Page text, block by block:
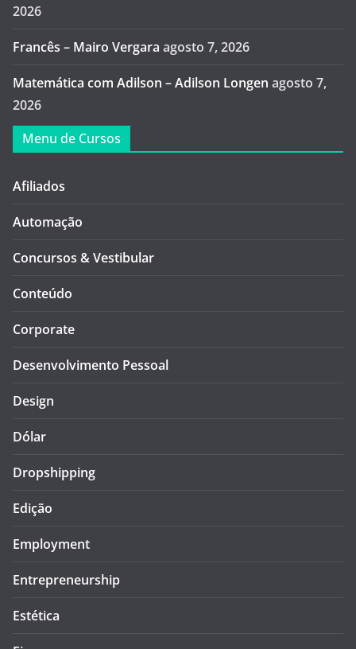
2026
Francês – Mairo Vergara agosto 7, 2026
Matemática com Adilson – Adilson Longen agosto 7,
2026
Menu de Cursos
Afiliados
Automação
Concursos & Vestibular
Conteúdo
Corporate
Desenvolvimento Pessoal
Design
Dólar
Dropshipping
Edição
Employment
Entrepreneurship
Estética